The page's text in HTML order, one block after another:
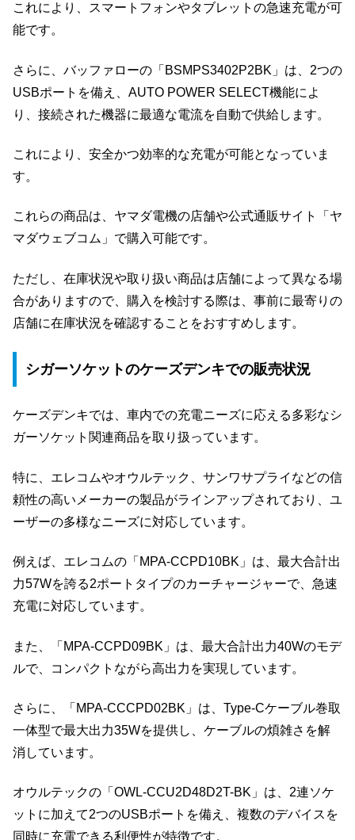
これにより、スマートフォンやタブレットの急速充電が可
能です。
さらに、バッファローの「BSMPS3402P2BK」は、2つの
USBポートを備え、AUTO POWER SELECT機能によ
り、接続された機器に最適な電流を自動で供給します。
これにより、安全かつ効率的な充電が可能となっていま
す。
これらの商品は、ヤマダ電機の店舗や公式通販サイト「ヤ
マダウェブコム」で購入可能です。
ただし、在庫状況や取り扱い商品は店舗によって異なる場
合がありますので、購入を検討する際は、事前に最寄りの
店舗に在庫状況を確認することをおすすめします。
シガーソケットのケーズデンキでの販売状況
ケーズデンキでは、車内での充電ニーズに応える多彩なシ
ガーソケット関連商品を取り扱っています。
特に、エレコムやオウルテック、サンワサプライなどの信
頼性の高いメーカーの製品がラインアップされており、ユ
ーザーの多様なニーズに対応しています。
例えば、エレコムの「MPA-CCPD10BK」は、最大合計出
力57Wを誇る2ポートタイプのカーチャージャーで、急速
充電に対応しています。
また、「MPA-CCPD09BK」は、最大合計出力40Wのモデ
ルで、コンパクトながら高出力を実現しています。
さらに、「MPA-CCCPD02BK」は、Type-Cケーブル巻取
一体型で最大出力35Wを提供し、ケーブルの煩雑さを解
消しています。
オウルテックの「OWL-CCU2D48D2T-BK」は、2連ソケ
ットに加えて2つのUSBポートを備え、複数のデバイスを
同時に充電できる利便性が特徴です。